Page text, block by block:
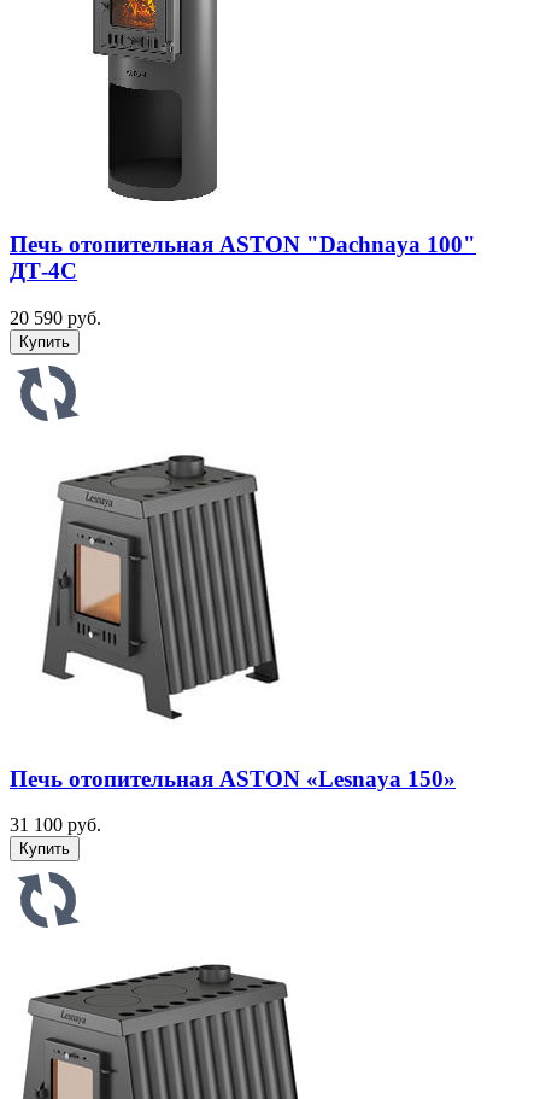
Печь отопительная ASTON "Dachnaya 100"
ДТ-4С
20 590 руб.
Печь отопительная ASTON «Lesnaya 150»
31 100 руб.